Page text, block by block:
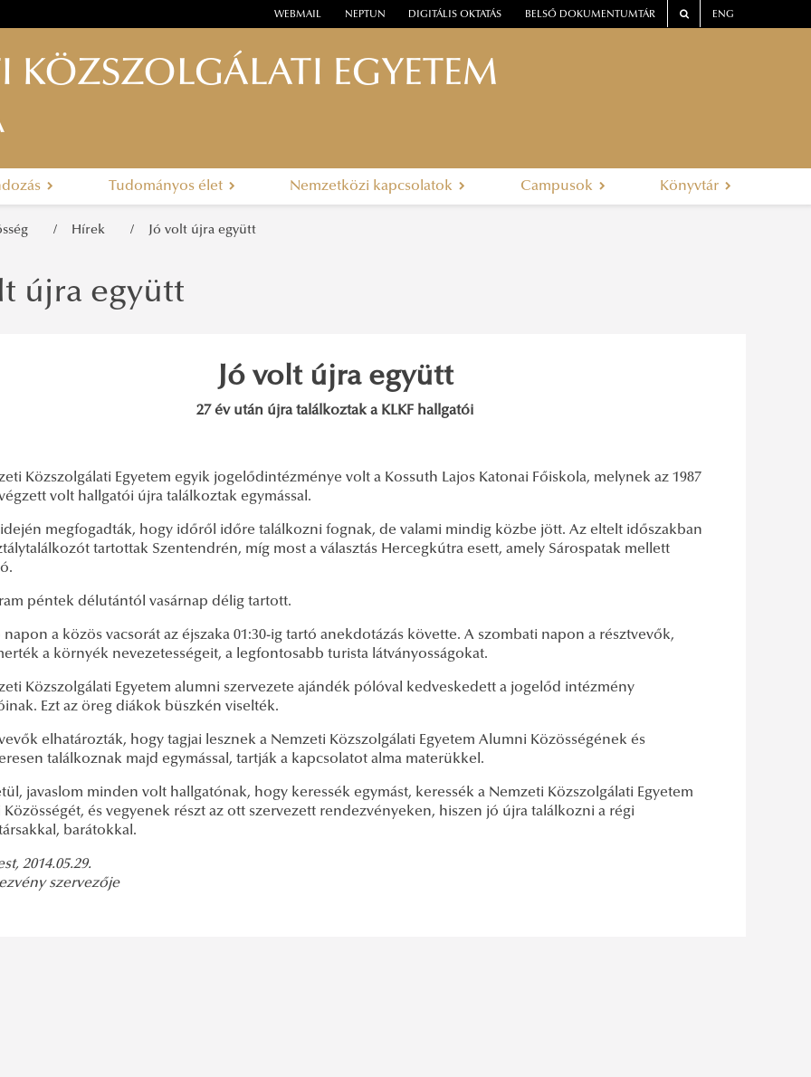
WEBMAIL NEPTUN DIGITÁLIS OKTATÁS BELSŐ DOKUMENTUMTÁR ENG
KÖZSZOLGÁLATI EGYETEM
Tudományos élet Nemzetközi kapcsolatok Campusok Könyvtár
Hírek Jó volt újra együtt
újra együtt
Jó volt újra együtt
27 év után újra találkoztak a KLKF hallgatói
Közszolgálati Egyetem egyik jogelődintézménye volt a Kossuth Lajos Katonai Főiskola, melynek az 1987
volt hallgatói újra találkoztak egymással.
megfogadták, hogy időről időre találkozni fognak, de valami mindig közbe jött. Az eltelt időszakban
tartottak Szentendrén, míg most a választás Hercegkútra esett, amely Sárospatak mellett
péntek délutántól vasárnap délig tartott.
napon a közös vacsorát az éjszaka 01:30-ig tartó anekdotázás követte. A szombati napon a résztvevők,
a környék nevezetességeit, a legfontosabb turista látványosságokat.
Közszolgálati Egyetem alumni szervezete ajándék pólóval kedveskedett a jogelőd intézmény
Ezt az öreg diákok büszkén viselték.
elhatározták, hogy tagjai lesznek a Nemzeti Közszolgálati Egyetem Alumni Közösségének és
találkoznak majd egymással, tartják a kapcsolatot alma materükkel.
javaslom minden volt hallgatónak, hogy keressék egymást, keressék a Nemzeti Közszolgálati Egyetem
és vegyenek részt az ott szervezett rendezvényeken, hiszen jó újra találkozni a régi
barátokkal.
2014.05.29.
szervezője